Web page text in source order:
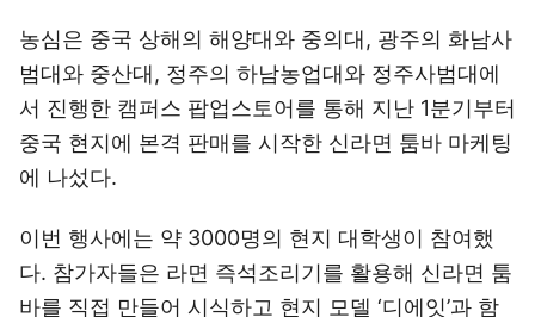
농심은 중국 상해의 해양대와 중의대, 광주의 화남사
범대와 중산대, 정주의 하남농업대와 정주사범대에
서 진행한 캠퍼스 팝업스토어를 통해 지난 1분기부터
중국 현지에 본격 판매를 시작한 신라면 툼바 마케팅
에 나섰다.
이번 행사에는 약 3000명의 현지 대학생이 참여했
다. 참가자들은 라면 즉석조리기를 활용해 신라면 툼
바를 직접 만들어 시식하고 현지 모델 ‘디에잇’과 함